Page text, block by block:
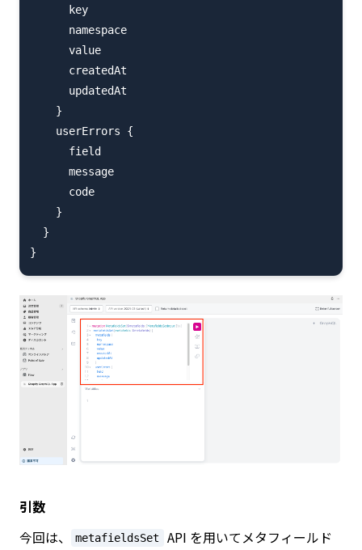
      key
      namespace
      value
      createdAt
      updatedAt
    }
    userErrors {
      field
      message
      code
    }
  }
引数
今回は、
metafieldsSet
API を用いてメタフィールド